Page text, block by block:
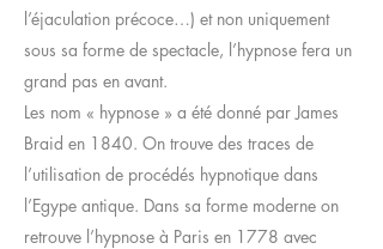
l’éjaculation précoce…) et non uniquement
sous sa forme de spectacle, l’hypnose fera un
grand pas en avant.
Les nom « hypnose » a été donné par James
Braid en 1840. On trouve des traces de
l’utilisation de procédés hypnotique dans
l’Egype antique. Dans sa forme moderne on
retrouve l’hypnose à Paris en 1778 avec